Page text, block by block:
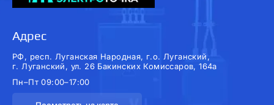
Адрес
РФ, респ. Луганская Народная, г.о. Луганский,
г. Луганский, ул. 26 Бакинских Комиссаров, 164а
Пн–Пт 09:00–17:00